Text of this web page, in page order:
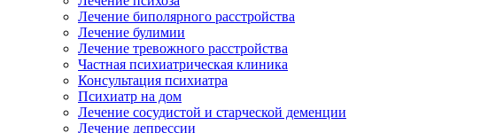
Лечение биполярного расстройства
Лечение булимии
Лечение тревожного расстройства
Частная психиатрическая клиника
Консультация психиатра
Психиатр на дом
Лечение сосудистой и старческой деменции
Лечение депрессии